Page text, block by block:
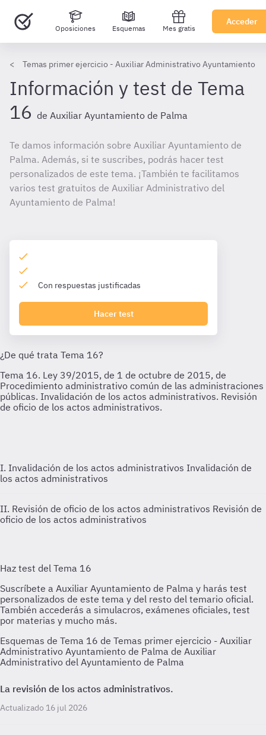
Oposiciones Esquemas Mes gratis
Acceder
Temas primer ejercicio - Auxiliar Administrativo Ayuntamiento
Información y test de Tema
16 de Auxiliar Ayuntamiento de Palma
Te damos información sobre Auxiliar Ayuntamiento de
Palma. Además, si te suscribes, podrás hacer test
personalizados de este tema. ¡También te facilitamos
varios test gratuitos de Auxiliar Administrativo del
Ayuntamiento de Palma!
Con respuestas justificadas
Hacer test
I. Invalidación de los actos administrativos Invalidación de
los actos administrativos
II. Revisión de oficio de los actos administrativos Revisión de
oficio de los actos administrativos
Esquemas de Tema 16 de Temas primer ejercicio - Auxiliar
Administrativo Ayuntamiento de Palma de Auxiliar
Administrativo del Ayuntamiento de Palma
La revisión de los actos administrativos.
Actualizado 16 jul 2026